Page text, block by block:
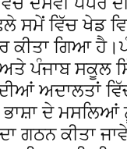
ਸਮੇਂ ਵਿੱਚ ਖੇਡ
ਕੀਤਾ ਗਿਆ
ਅਤੇ ਪੰਜਾਬ
ਅਦਾਲਤਾਂ
ਭਾਸ਼ਾ ਦੇ
ਗਠਨ ਕੀਤਾ